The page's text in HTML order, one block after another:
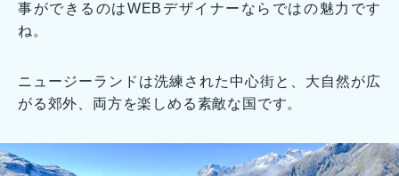
事ができるのはWEBデザイナーならではの魅力です
ね。
ニュージーランドは洗練された中心街と、大自然が広
がる郊外、両方を楽しめる素敵な国です。